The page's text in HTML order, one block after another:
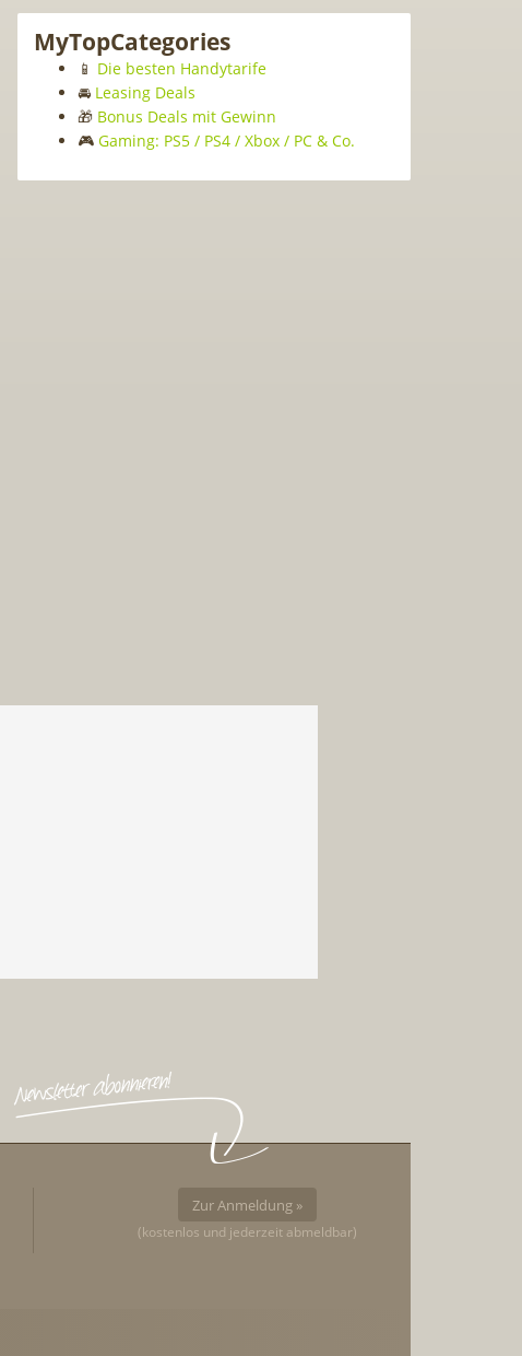
MyTopCategories
📱 Die besten Handytarife
🚘 Leasing Deals
🎁 Bonus Deals mit Gewinn
🎮 Gaming: PS5 / PS4 / Xbox / PC & Co.
Zur Anmeldung »
(kostenlos und jederzeit abmeldbar)